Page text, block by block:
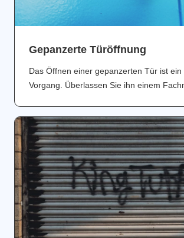
Gepanzerte Türöffnung
Das Öffnen einer gepanzerten Tür ist ein
Vorgang. Überlassen Sie ihn einem